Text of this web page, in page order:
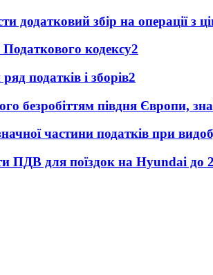
додатковий збір на операції з
кодексу2
податків і зборів2
безробіттям півдня Європи,
частини податків при
ПДВ для поїздок на Hyundai до